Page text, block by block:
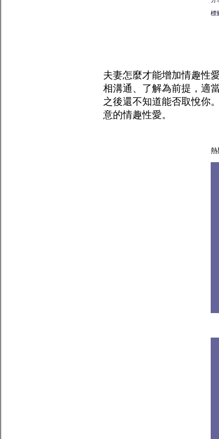
標
夫妻怎麼才能增加情趣性
相溝通、了解為前提，適
之後還不知道能否取悅你
意的情趣性愛。
熱